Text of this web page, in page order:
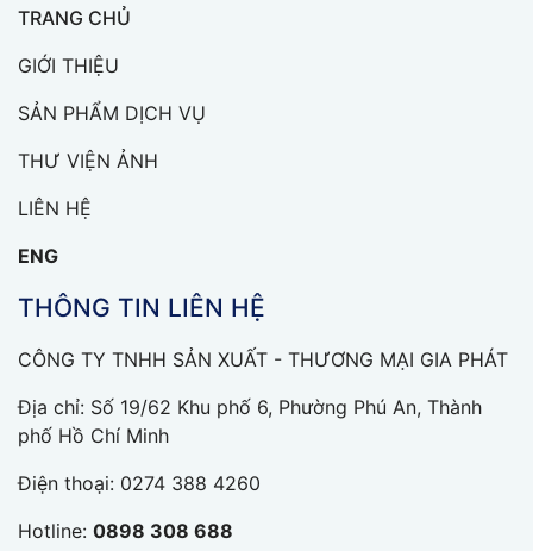
TRANG CHỦ
GIỚI THIỆU
SẢN PHẨM DỊCH VỤ
THƯ VIỆN ẢNH
LIÊN HỆ
ENG
THÔNG TIN LIÊN HỆ
CÔNG TY TNHH SẢN XUẤT - THƯƠNG MẠI GIA PHÁT
Địa chỉ: Số 19/62 Khu phố 6, Phường Phú An, Thành
phố Hồ Chí Minh
Điện thoại: 0274 388 4260
Hotline: 0898 308 688